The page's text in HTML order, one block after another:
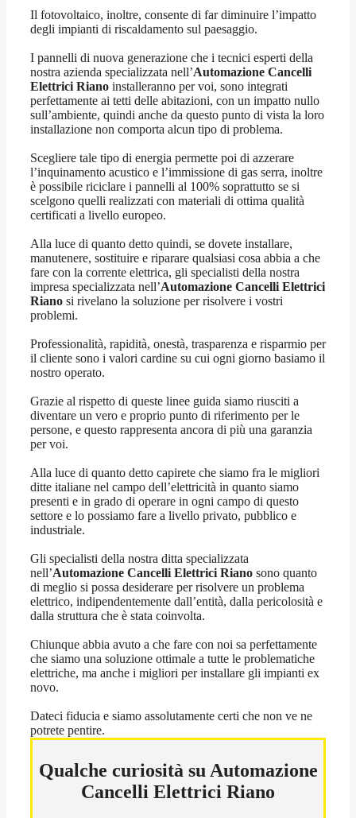
Il fotovoltaico, inoltre, consente di far diminuire l’impatto
degli impianti di riscaldamento sul paesaggio.
I pannelli di nuova generazione che i tecnici esperti della
nostra azienda specializzata nell’Automazione Cancelli
Elettrici Riano installeranno per voi, sono integrati
perfettamente ai tetti delle abitazioni, con un impatto nullo
sull’ambiente, quindi anche da questo punto di vista la loro
installazione non comporta alcun tipo di problema.
Scegliere tale tipo di energia permette poi di azzerare
l’inquinamento acustico e l’immissione di gas serra, inoltre
è possibile riciclare i pannelli al 100% soprattutto se si
scelgono quelli realizzati con materiali di ottima qualità
certificati a livello europeo.
Alla luce di quanto detto quindi, se dovete installare,
manutenere, sostituire e riparare qualsiasi cosa abbia a che
fare con la corrente elettrica, gli specialisti della nostra
impresa specializzata nell’Automazione Cancelli Elettrici
Riano si rivelano la soluzione per risolvere i vostri
problemi.
Professionalità, rapidità, onestà, trasparenza e risparmio per
il cliente sono i valori cardine su cui ogni giorno basiamo il
nostro operato.
Grazie al rispetto di queste linee guida siamo riusciti a
diventare un vero e proprio punto di riferimento per le
persone, e questo rappresenta ancora di più una garanzia
per voi.
Alla luce di quanto detto capirete che siamo fra le migliori
ditte italiane nel campo dell’elettricità in quanto siamo
presenti e in grado di operare in ogni campo di questo
settore e lo possiamo fare a livello privato, pubblico e
industriale.
Gli specialisti della nostra ditta specializzata
nell’Automazione Cancelli Elettrici Riano sono quanto
di meglio si possa desiderare per risolvere un problema
elettrico, indipendentemente dall’entità, dalla pericolosità e
dalla struttura che è stata coinvolta.
Chiunque abbia avuto a che fare con noi sa perfettamente
che siamo una soluzione ottimale a tutte le problematiche
elettriche, ma anche i migliori per installare gli impianti ex
novo.
Dateci fiducia e siamo assolutamente certi che non ve ne
potrete pentire.
Qualche curiosità su Automazione
Cancelli Elettrici Riano